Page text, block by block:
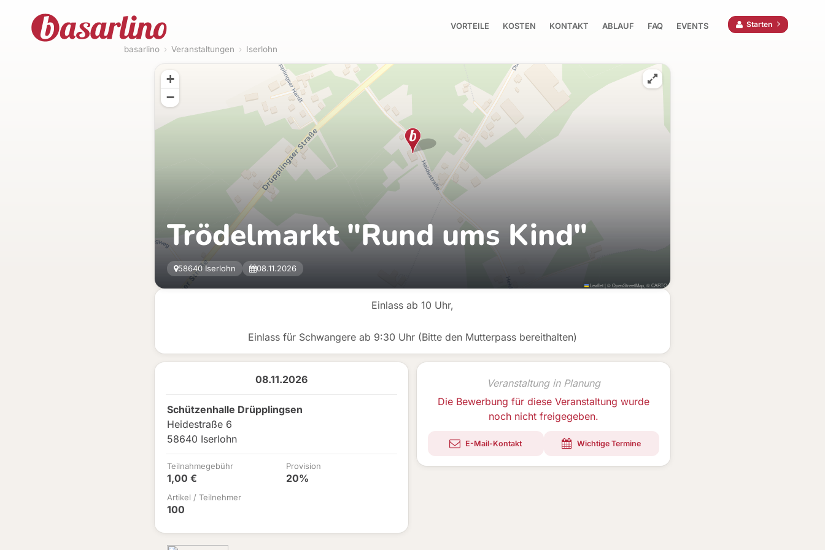
VORTEILE KOSTEN KONTAKT ABLAUF FAQ EVENTS Starten
basarlino › Veranstaltungen › Iserlohn
Einlass ab 10 Uhr,
Einlass für Schwangere ab 9:30 Uhr (Bitte den Mutterpass bereithalten)
08.11.2026
Schützenhalle Drüpplingsen
Heidestraße 6
58640 Iserlohn
Teilnahmegebühr
1,00 €
Provision
20%
Artikel / Teilnehmer
100
Veranstaltung in Planung
Die Bewerbung für diese Veranstaltung wurde
noch nicht freigegeben.
E-Mail-Kontakt Wichtige Termine
Trödelmarkt "Rund ums Kind"
58640 Iserlohn 08.11.2026
+
−
Leaflet|©OpenStreetMap , ©CARTO